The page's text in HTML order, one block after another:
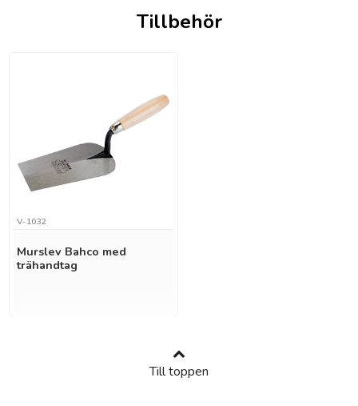
Tillbehör
Murslev Bahco med
trähandtag
V-1032
Till toppen